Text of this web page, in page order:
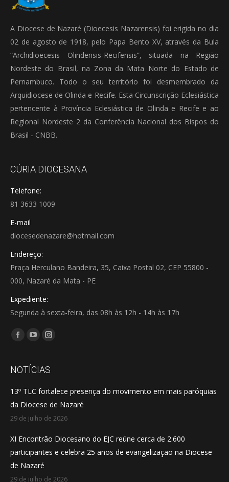
A Diocese de Nazaré (Dioecesis Nazarensis) foi erigida no dia
02 de agosto de 1918, pelo Papa Bento XV, através da Bula
“Archidioecesis Olindensis-Recifensis”, situada na Região
Nordeste do Brasil, na Zona da Mata Norte do Estado de
Pernambuco. Todo o seu território foi desmembrado da
Arquidiocese de Olinda e Recife. Esta Circunscrição Eclesiástica
pertencente à Província Eclesiástica de Olinda e Recife e ao
Regional Nordeste 2 da Conferência Nacional dos Bispos do
Brasil - CNBB.
CÚRIA DIOCESANA
Telefone:
81 3633 1009
E-mail
diocesedenazare@hotmail.com
Endereço:
Praça Herculano Bandeira, 35, Caixa Postal 02, CEP 55800 -
000, Nazaré da Mata - PE
Expediente:
Segunda à sexta-feira, das 08h às 12h - 14h às 17h
Encontre-nos em:
Facebook
opens
new
window
YouTube
opens
new
window
Instagram
opens
new
window
NOTÍCIAS
13º TLC fortalece presença do movimento em mais paróquias
da Diocese de Nazaré
29 de julho de 2026
XI Encontrão Diocesano do EJC reúne cerca de 2.600
participantes e celebra 25 anos de evangelização na Diocese
de Nazaré
29 de julho de 2026